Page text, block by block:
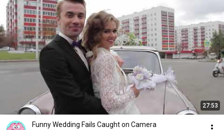
27:53
Funny Wedding Fails Caught on Camera